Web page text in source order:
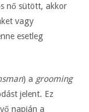
nő sütött, akkor
vagy
esetleg
) a grooming
jelent. Ez
napján a